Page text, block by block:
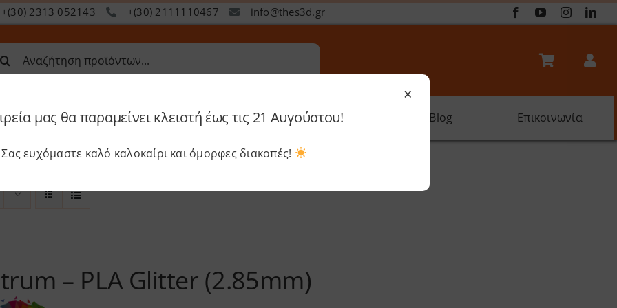
+(30) 2313 052143 +(30) 2111110467 info@thes3d.gr
Services Academy Software Blog Επικοινωνία
– PLA Glitter (2.85mm)
×
μας θα παραμείνει κλειστή έως τις 21 Αυγούστου!
Σας ευχόμαστε καλό καλοκαίρι και όμορφες διακοπές!